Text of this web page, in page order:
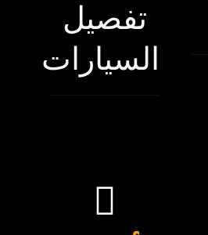
تفصيل
السيارات